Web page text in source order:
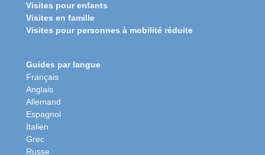
Visites pour enfants
Visites en famille
Visites pour personnes à mobilité réduite
Guides par langue
Français
Anglais
Allemand
Espagnol
Italien
Grec
Russe